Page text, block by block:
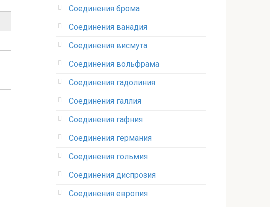
Соединения брома‎
Соединения ванадия‎
Соединения висмута
Соединения вольфрама‎
Соединения гадолиния‎
Соединения галлия‎
Соединения гафния‎
Соединения германия‎
Соединения гольмия‎
Соединения диспрозия‎ ‎
Соединения европия‎